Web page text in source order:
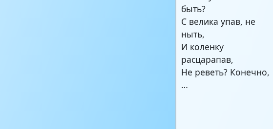
быть?
С велика упав, не
ныть,
И коленку
расцарапав,
Не реветь? Конечно,
…